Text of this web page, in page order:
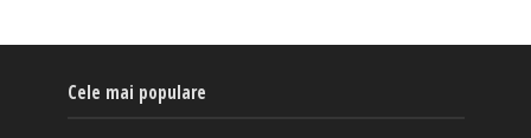
Cele mai populare